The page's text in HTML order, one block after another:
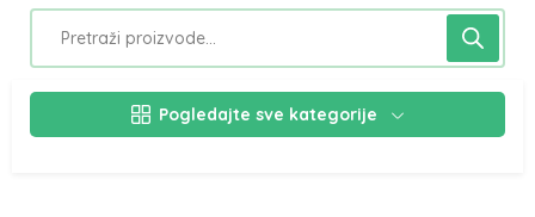
Pogledajte sve kategorije